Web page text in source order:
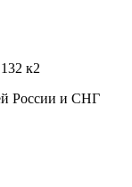
к2
России и СНГ